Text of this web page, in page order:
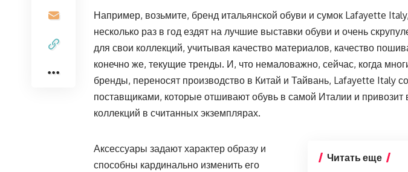
Например, возьмите, бренд итальянской обуви и сумок Lafayette
несколько раз в год ездят на лучшие выставки обуви и очень
для свои коллекций, учитывая качество материалов, качество
конечно же, текущие тренды. И, что немаловажно, сейчас, когда
бренды, переносят производство в Китай и Тайвань, Lafayette Italy
поставщиками, которые отшивают обувь в самой Италии и привозит
коллекций в считанных экземплярах.
Читать еще
Аксессуары задают характер образу и
способны кардинально изменить его